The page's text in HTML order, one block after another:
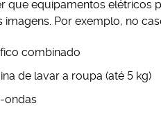
que equipamentos elétricos
imagens. Por exemplo, no
combinado
de lavar a roupa (até 5 kg)
ondas